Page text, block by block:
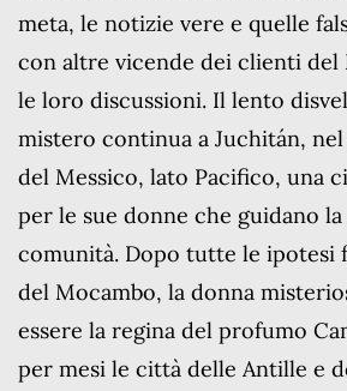
meta, le notizie vere e quelle
con altre vicende dei clienti del
le loro discussioni. Il lento
mistero continua a Juchitán,
del Messico, lato Pacifico, una
per le sue donne che guidano
comunità. Dopo tutte le ipotesi
del Mocambo, la donna
essere la regina del profumo
per mesi le città delle Antille e